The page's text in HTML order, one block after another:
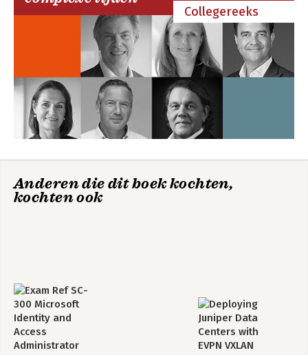
Collegereeks
Anderen die dit boek kochten,
kochten ook